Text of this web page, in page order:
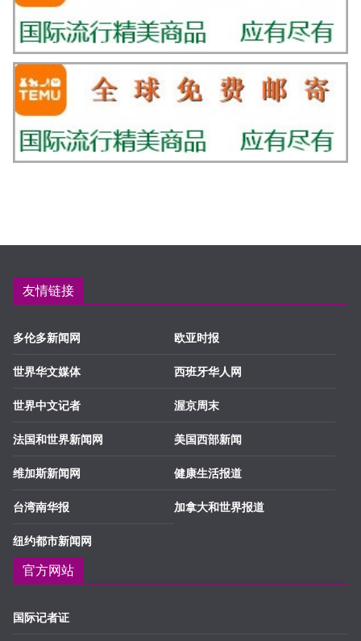
友情链接
多伦多新闻网
世界华文媒体
世界中文记者
法国和世界新闻网
维加斯新闻网
台湾南华报
纽约都市新闻网
欧亚时报
西班牙华人网
渥京周末
美国西部新闻
健康生活报道
加拿大和世界报道
官方网站
国际记者证